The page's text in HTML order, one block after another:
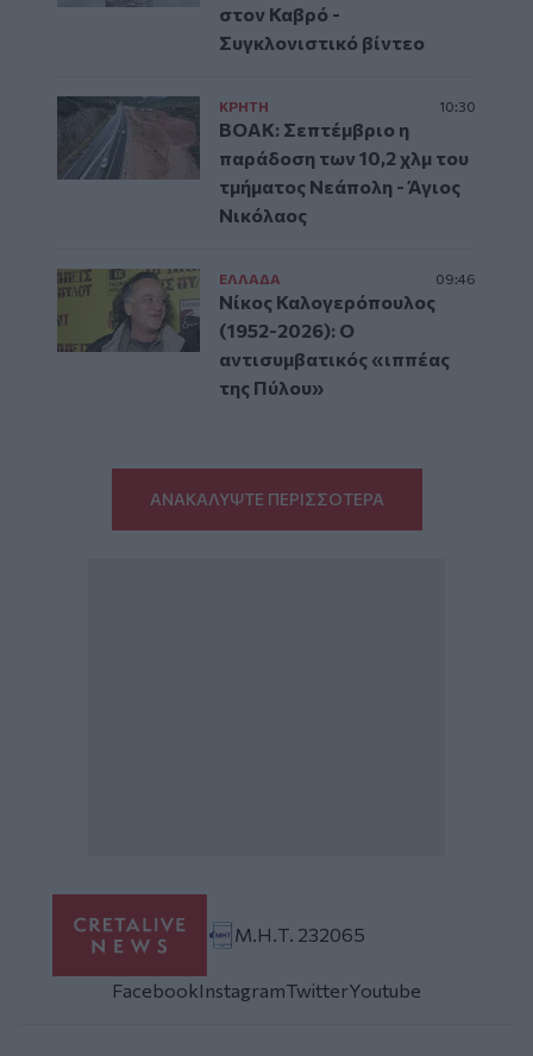
στον Καβρό -
Συγκλονιστικό βίντεο
ΚΡΗΤΗ 10:30
ΒΟΑΚ: Σεπτέμβριο η
παράδοση των 10,2 χλμ του
τμήματος Νεάπολη - Άγιος
Νικόλαος
ΕΛΛAΔΑ 09:46
Νίκος Καλογερόπουλος
(1952-2026): O
αντισυμβατικός «ιππέας
της Πύλου»
ΑΝΑΚΑΛΥΨΤΕ ΠΕΡΙΣΣΟΤΕΡΑ
Μ.Η.Τ. 232065
FacebookInstagramTwitterYoutube